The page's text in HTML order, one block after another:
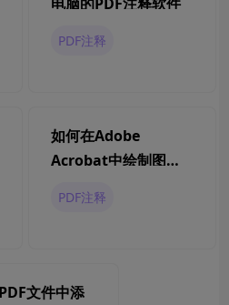
PDF注释
如何在Adobe
Acrobat中绘制图
PDF注释
文件中添